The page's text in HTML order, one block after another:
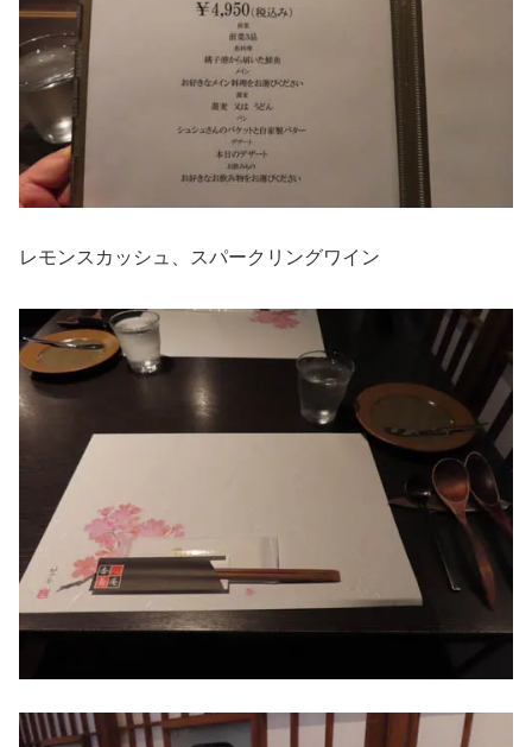
レモンスカッシュ、スパークリングワイン